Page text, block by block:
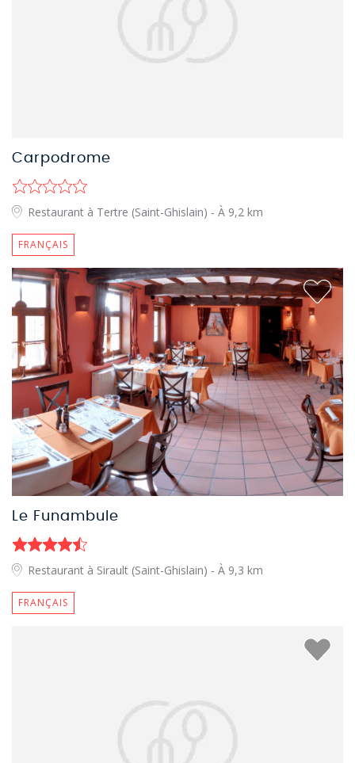
Carpodrome
Restaurant à Tertre (Saint-Ghislain) - À 9,2 km
FRANÇAIS
Le Funambule
Restaurant à Sirault (Saint-Ghislain) - À 9,3 km
FRANÇAIS